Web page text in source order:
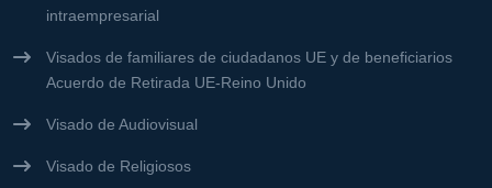
intraempresarial
Visados de familiares de ciudadanos UE y de beneficiarios
Acuerdo de Retirada UE-Reino Unido
Visado de Audiovisual
Visado de Religiosos